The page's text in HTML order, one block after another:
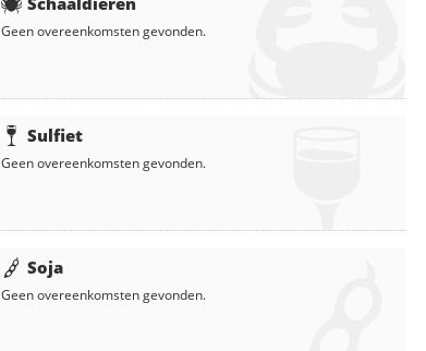
Geen overeenkomsten gevonden.
Sulfiet
Geen overeenkomsten gevonden.
Soja
Geen overeenkomsten gevonden.